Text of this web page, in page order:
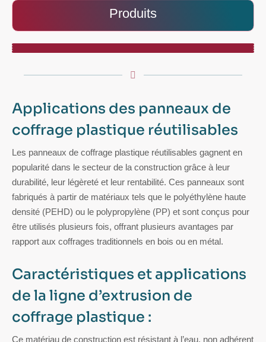
Produits
Applications des panneaux de
coffrage plastique réutilisables
Les panneaux de coffrage plastique réutilisables gagnent en
popularité dans le secteur de la construction grâce à leur
durabilité, leur légèreté et leur rentabilité. Ces panneaux sont
fabriqués à partir de matériaux tels que le polyéthylène haute
densité (PEHD) ou le polypropylène (PP) et sont conçus pour
être utilisés plusieurs fois, offrant plusieurs avantages par
rapport aux coffrages traditionnels en bois ou en métal.
Caractéristiques et applications
de la ligne d’extrusion de
coffrage plastique :
Ce matériau de construction est résistant à l’eau, non adhérent